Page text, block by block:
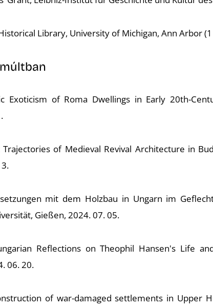
Library, University of Michigan, Ann Arbor
Exoticism of Roma Dwellings in Early 20th-
of Medieval Revival Architecture in
mit dem Holzbau in Ungarn im
Gießen, 2024. 07. 05.
Reflections on Theophil Hansen's Life
06. 20.
of war-damaged settlements in Upper